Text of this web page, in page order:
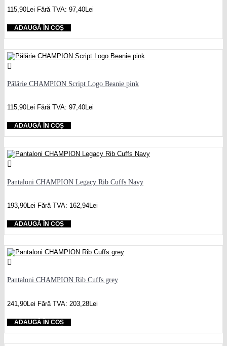
115,90Lei Fără TVA: 97,40Lei
ADAUGĂ ÎN COȘ
Pălărie CHAMPION Script Logo Beanie pink
115,90Lei Fără TVA: 97,40Lei
ADAUGĂ ÎN COȘ
Pantaloni CHAMPION Legacy Rib Cuffs Navy
193,90Lei Fără TVA: 162,94Lei
ADAUGĂ ÎN COȘ
Pantaloni CHAMPION Rib Cuffs grey
241,90Lei Fără TVA: 203,28Lei
ADAUGĂ ÎN COȘ